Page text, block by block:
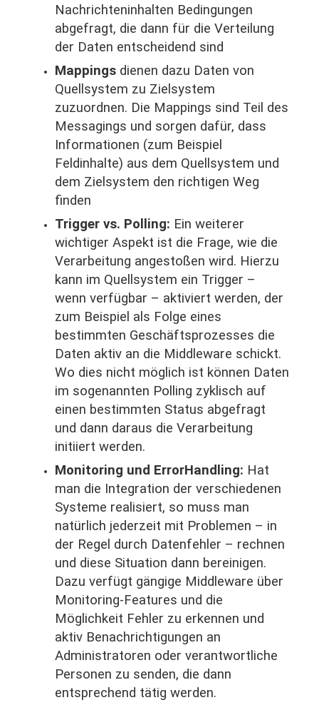
Nachrichteninhalten Bedingungen
abgefragt, die dann für die Verteilung
der Daten entscheidend sind
Mappings dienen dazu Daten von
Quellsystem zu Zielsystem
zuzuordnen. Die Mappings sind Teil des
Messagings und sorgen dafür, dass
Informationen (zum Beispiel
Feldinhalte) aus dem Quellsystem und
dem Zielsystem den richtigen Weg
finden
Trigger vs. Polling: Ein weiterer
wichtiger Aspekt ist die Frage, wie die
Verarbeitung angestoßen wird. Hierzu
kann im Quellsystem ein Trigger –
wenn verfügbar – aktiviert werden, der
zum Beispiel als Folge eines
bestimmten Geschäftsprozesses die
Daten aktiv an die Middleware schickt.
Wo dies nicht möglich ist können Daten
im sogenannten Polling zyklisch auf
einen bestimmten Status abgefragt
und dann daraus die Verarbeitung
initiiert werden.
Monitoring und ErrorHandling: Hat
man die Integration der verschiedenen
Systeme realisiert, so muss man
natürlich jederzeit mit Problemen – in
der Regel durch Datenfehler – rechnen
und diese Situation dann bereinigen.
Dazu verfügt gängige Middleware über
Monitoring-Features und die
Möglichkeit Fehler zu erkennen und
aktiv Benachrichtigungen an
Administratoren oder verantwortliche
Personen zu senden, die dann
entsprechend tätig werden.